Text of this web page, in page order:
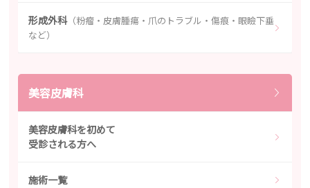
形成外科（粉瘤・皮膚腫瘍・爪のトラブル・傷痕・眼瞼下垂
など）
美容皮膚科
美容皮膚科を初めて
受診される方へ
施術一覧